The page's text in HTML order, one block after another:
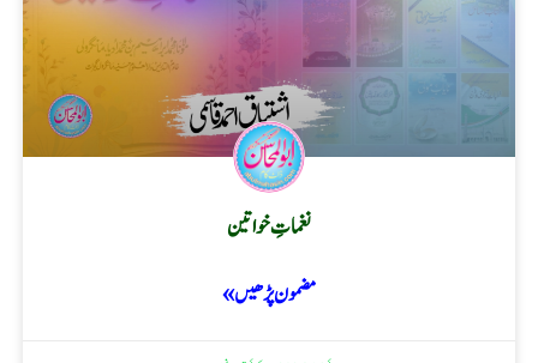
نغماتِ خواتین
مضمون پڑھیں »